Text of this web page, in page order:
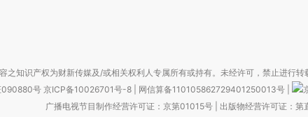
之知识产权为财新传媒及/或相关权利人专属所有或持有。未经许可，禁止进行转
090880号 京ICP备10026701号-8 网信算备110105862729401250013号
广播电视节目制作经营许可证：京第01015号| 出版物经营许可证：第